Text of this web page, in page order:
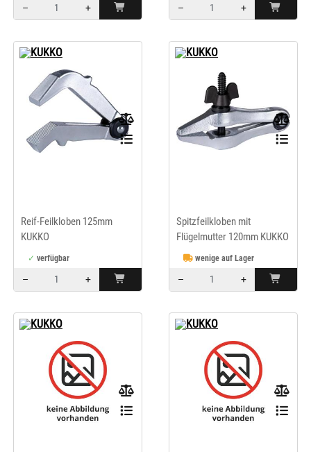
–
+
–
+
Reif-Feilkloben 125mm
KUKKO
verfügbar
–
+
Spitzfeilkloben mit
Flügelmutter 120mm KUKKO
wenige auf Lager
–
+